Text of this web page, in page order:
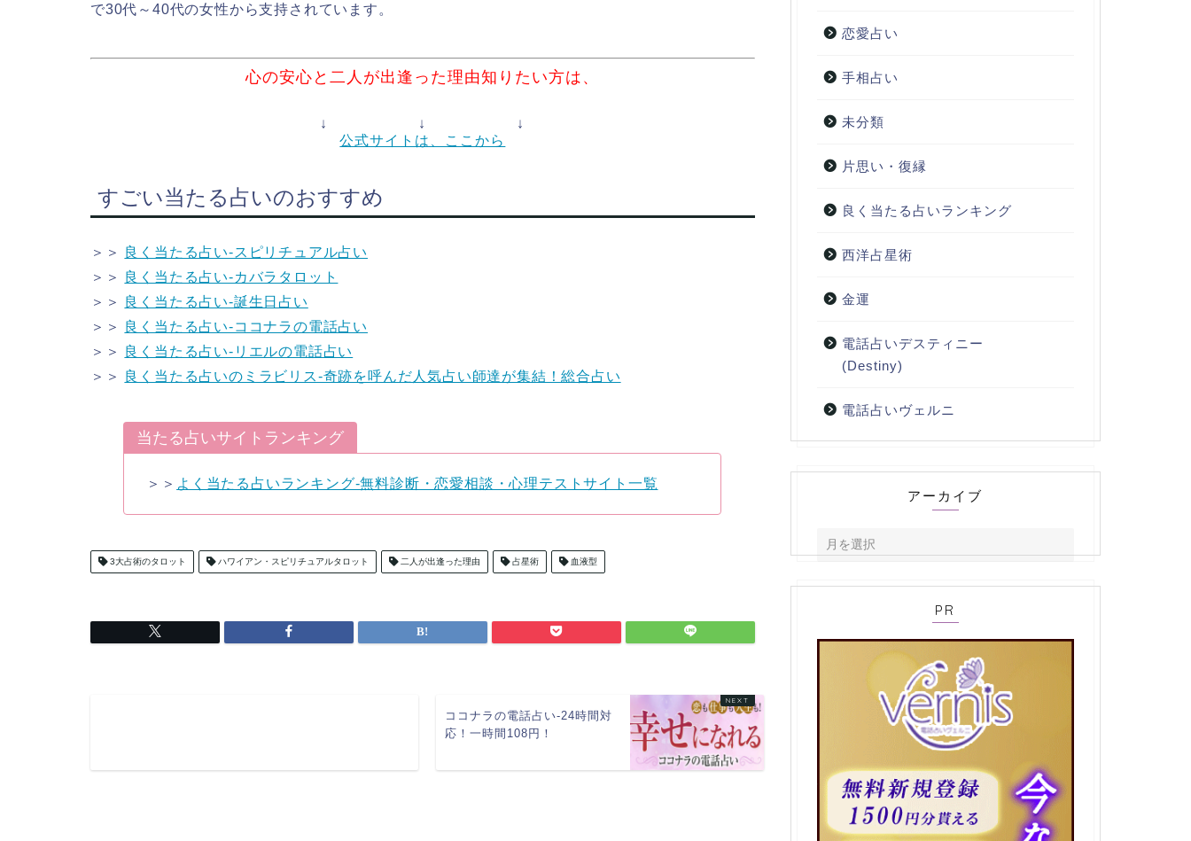
で30代～40代の女性から支持されています。
心の安心と二人が出逢った理由知りたい方は、
↓ ↓ ↓
公式サイトは、ここから
すごい当たる占いのおすすめ
＞＞ 良く当たる占い-スピリチュアル占い
＞＞ 良く当たる占い-カバラタロット
＞＞ 良く当たる占い-誕生日占い
＞＞ 良く当たる占い-ココナラの電話占い
＞＞ 良く当たる占い-リエルの電話占い
＞＞ 良く当たる占いのミラビリス-奇跡を呼んだ人気占い師達が集結！総合占い
当たる占いサイトランキング
＞＞ よく当たる占いランキング-無料診断・恋愛相談・心理テストサイト一覧
3大占術のタロット ハワイアン・スピリチュアルタロット 二人が出逢った理由 占星術 血液型
ココナラの電話占い-24時間対
応！一時間108円！
恋愛占い
手相占い
未分類
片思い・復縁
良く当たる占いランキング
西洋占星術
金運
電話占いデスティニー
(Destiny)
電話占いヴェルニ
アーカイブ
PR